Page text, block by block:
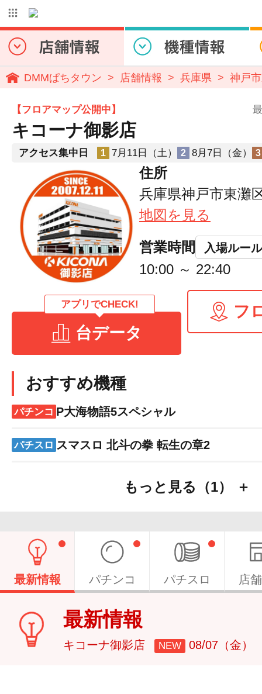
DMMぱちタウン 店舗情報 兵庫県 神戸
【フロアマップ公開中】
キコーナ御影店
アクセス集中日 1 7月11日（土） 2 8月7日（金） 3
住所
兵庫県神戸市東灘
地図を見る
営業時間 入場ルール
10:00 ～ 22:40
アプリでCHECK!
台データ
フ
おすすめ機種
パチンコ P大海物語5スペシャル
パチスロ スマスロ 北斗の拳 転生の章2
もっと見る（1） ＋
最新情報 パチンコ パチスロ 店
最新情報
キコーナ御影店 NEW 08/07（金）